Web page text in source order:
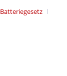
Batteriegesetz